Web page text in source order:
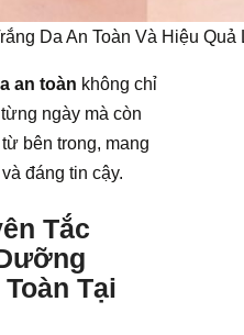
Da An Toàn Và Hiệu Quả
an toàn không chỉ
ngày mà còn
bên trong, mang
đáng tin cậy.
Tắc
Tại